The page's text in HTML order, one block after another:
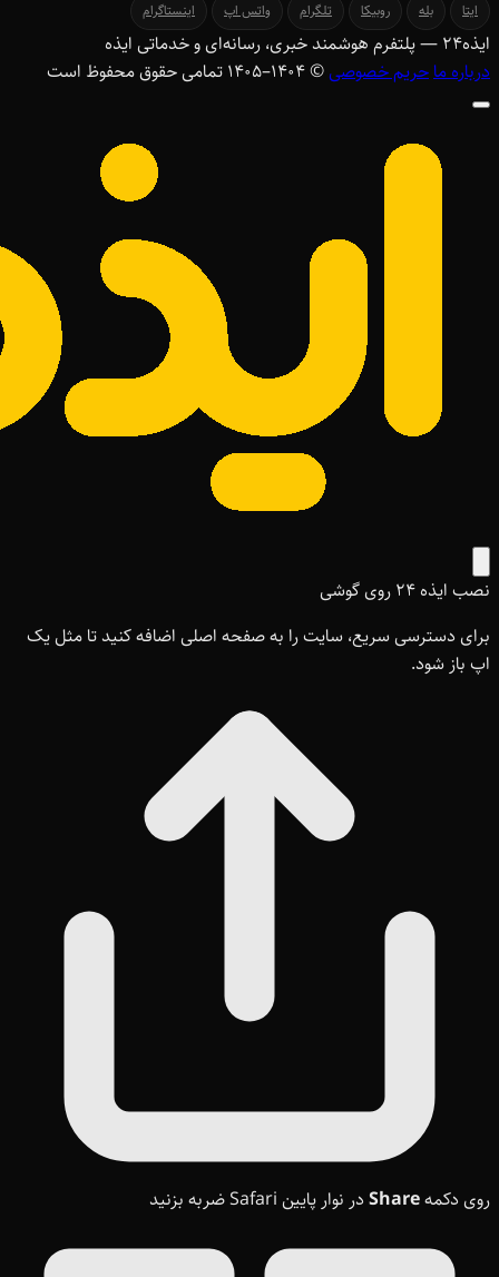
ایتا بله روبیکا تلگرام واتس اپ اینستاگرام
ایذه۲۴ — پلتفرم هوشمند خبری، رسانه‌ای و خدماتی ایذه
درباره ماحریم خصوصی© ۱۴۰۴–1405 تمامی حقوق محفوظ است
نصب ایذه ۲۴ روی گوشی
برای دسترسی سریع، سایت را به صفحه اصلی اضافه کنید تا مثل یک
اپ باز شود.
روی دکمهShare در نوار پایین Safari ضربه بزنید